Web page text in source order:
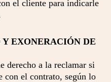
el cliente para indicarle
EXONERACIÓN DE
derecho a la reclamar si
con el contrato, según lo